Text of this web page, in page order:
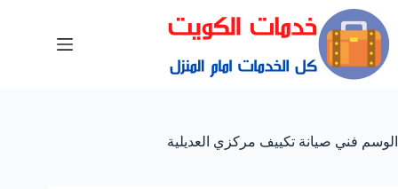
الوسم فني صيانة تكييف مركزي العديلية